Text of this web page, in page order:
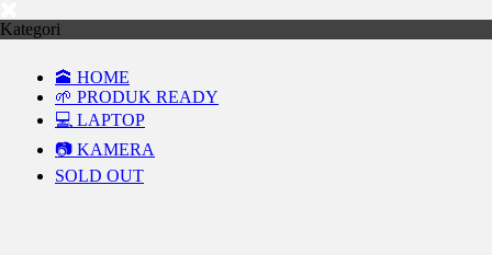
Kategori
🕋 HOME
🌱 PRODUK READY
💻 LAPTOP
📷 KAMERA
SOLD OUT